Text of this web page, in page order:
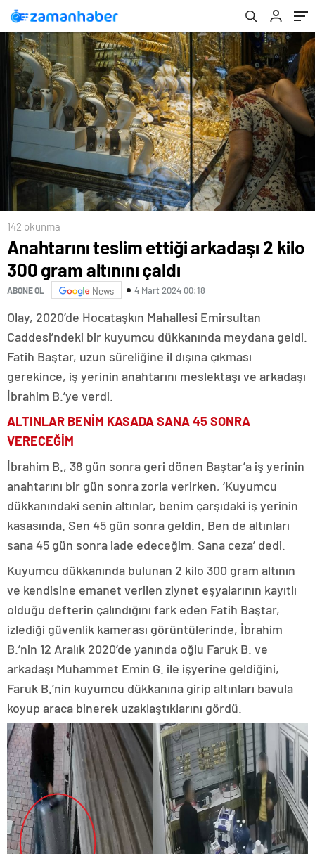
142 okunma
Anahtarını teslim ettiği arkadaşı 2 kilo
300 gram altınını çaldı
ABONE OL News 4 Mart 2024 00:18
Olay, 2020’de Hocataşkın Mahallesi Emirsultan
Caddesi’ndeki bir kuyumcu dükkanında meydana geldi.
Fatih Baştar, uzun süreliğine il dışına çıkması
gerekince, iş yerinin anahtarını meslektaşı ve arkadaşı
İbrahim B.’ye verdi.
ALTINLAR BENİM KASADA SANA 45 SONRA
VERECEĞİM
İbrahim B., 38 gün sonra geri dönen Baştar’a iş yerinin
anahtarını bir gün sonra zorla verirken, ‘Kuyumcu
dükkanındaki senin altınlar, benim çarşıdaki iş yerinin
kasasında. Sen 45 gün sonra geldin. Ben de altınları
sana 45 gün sonra iade edeceğim. Sana ceza’ dedi.
Kuyumcu dükkanında bulunan 2 kilo 300 gram altının
ve kendisine emanet verilen ziynet eşyalarının kayıtlı
olduğu defterin çalındığını fark eden Fatih Baştar,
izlediği güvenlik kamerası görüntülerinde, İbrahim
B.’nin 12 Aralık 2020’de yanında oğlu Faruk B. ve
arkadaşı Muhammet Emin G. ile işyerine geldiğini,
Faruk B.’nin kuyumcu dükkanına girip altınları bavula
koyup araca binerek uzaklaştıklarını gördü.